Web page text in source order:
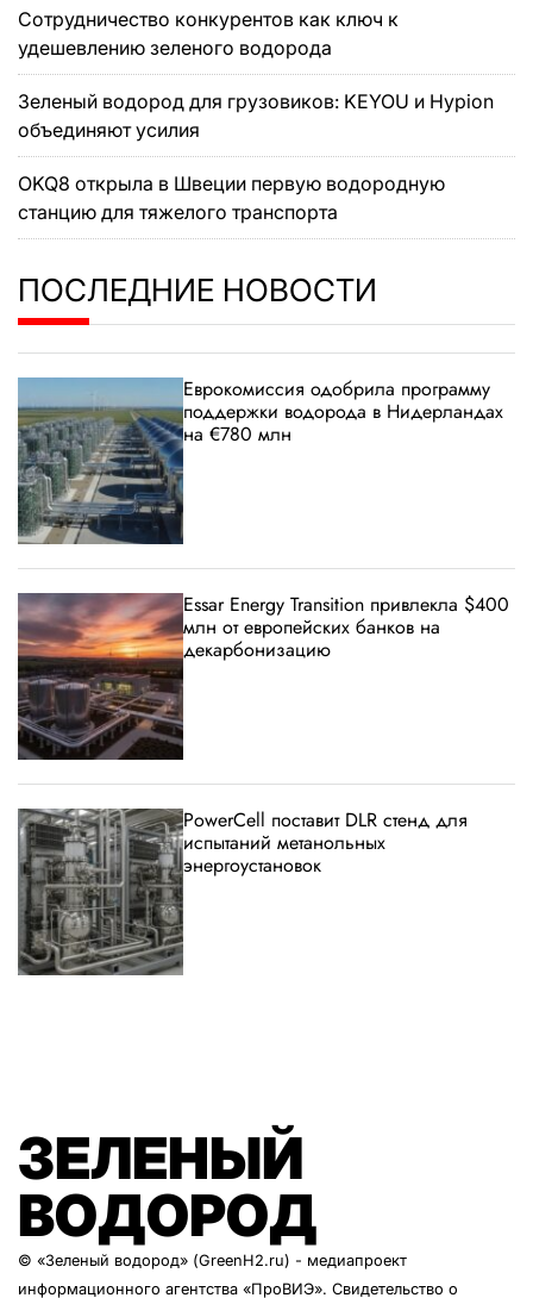
Сотрудничество конкурентов как ключ к
удешевлению зеленого водорода
Зеленый водород для грузовиков: KEYOU и Hypion
объединяют усилия
OKQ8 открыла в Швеции первую водородную
станцию для тяжелого транспорта
ПОСЛЕДНИЕ НОВОСТИ
Еврокомиссия одобрила программу
поддержки водорода в Нидерландах
на €780 млн
Essar Energy Transition привлекла $400
млн от европейских банков на
декарбонизацию
PowerCell поставит DLR стенд для
испытаний метанольных
энергоустановок
ЗЕЛЕНЫЙ
ВОДОРОД
© «Зеленый водород» (GreenH2.ru) - медиапроект
информационного агентства «ПроВИЭ». Свидетельство о